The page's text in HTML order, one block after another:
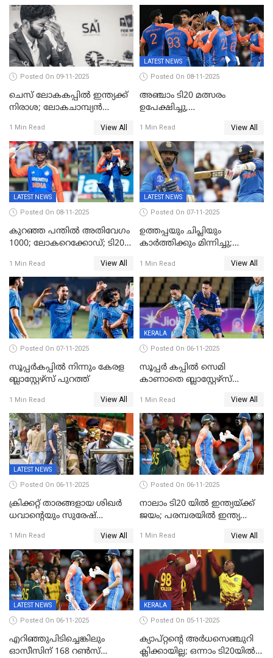
Posted On 09-11-2025
ചെസ് ലോകകപ്പില്‍ ഇന്ത്യക്ക്
നിരാശ; ലോകചാമ്പ്യന്‍
1 Min Read View All
LATEST NEWS
Posted On 08-11-2025
അഞ്ചാം ടി20 മത്സരം
ഉപേക്ഷിച്ചു,
ജയിച്ച് ഇന്ത്യ
1 Min Read View All
LATEST NEWS
Posted On 08-11-2025
കുറഞ്ഞ പന്തിൽ അതിവേഗം
1000; ലോകറെക്കോഡ്; ടി20
അപൂര്‍വനേട്ടവുമായി
അഭിഷേക് ശർമ
1 Min Read View All
LATEST NEWS
Posted On 07-11-2025
ഉത്തപ്പയും ചിപ്ലിയും
കാർത്തിക്കും മിന്നിച്ചു;
ഇന്ത്യ; ഹോങ്കോങ് സിക്സസ്
ക്രിക്കറ്റ് ടൂർണമെന്റിൽ ജയം
1 Min Read View All
Posted On 07-11-2025
സൂപ്പര്‍കപ്പില്‍ നിന്നും കേരള
ബ്ലാസ്റ്റേഴ്‌സ് പുറത്ത്
1 Min Read View All
KERALA
Posted On 06-11-2025
സൂപ്പർ കപ്പിൽ സെമി
കാണാതെ ബ്ലാസ്റ്റേഴ്സ്
1 Min Read View All
LATEST NEWS
Posted On 06-11-2025
ക്രിക്കറ്റ് താരങ്ങളായ ശിഖർ
ധവാന്‍റെയും സുരേഷ്
കണ്ടുകെട്ടി
1 Min Read View All
Posted On 06-11-2025
നാലാം ടി20 യില്‍ ഇന്ത്യയ്ക്ക്
ജയം; പരമ്പരയിൽ ഇന്ത്യ
1 Min Read View All
LATEST NEWS
Posted On 06-11-2025
എറിഞ്ഞുപിടിച്ചെങ്കിലും
ഓസീസിന് 168 റൺസ്
KERALA
Posted On 05-11-2025
ക്യാപ്റ്റന്റെ അർധസെഞ്ചുറി
ക്ലിക്കായില്ല; ഒന്നാം ടി20യിൽ